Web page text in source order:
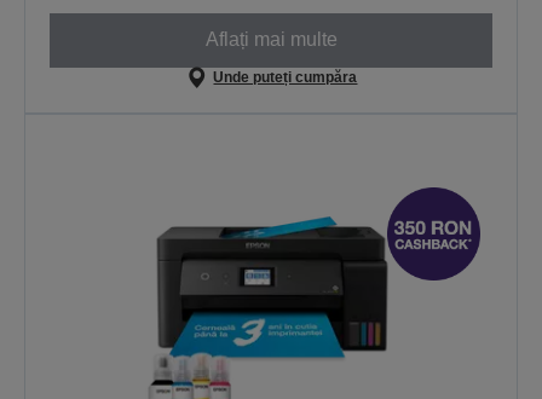
Aflați mai multe
Unde puteți cumpăra